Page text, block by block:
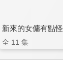
新來的女傭有點怪
全 11 集